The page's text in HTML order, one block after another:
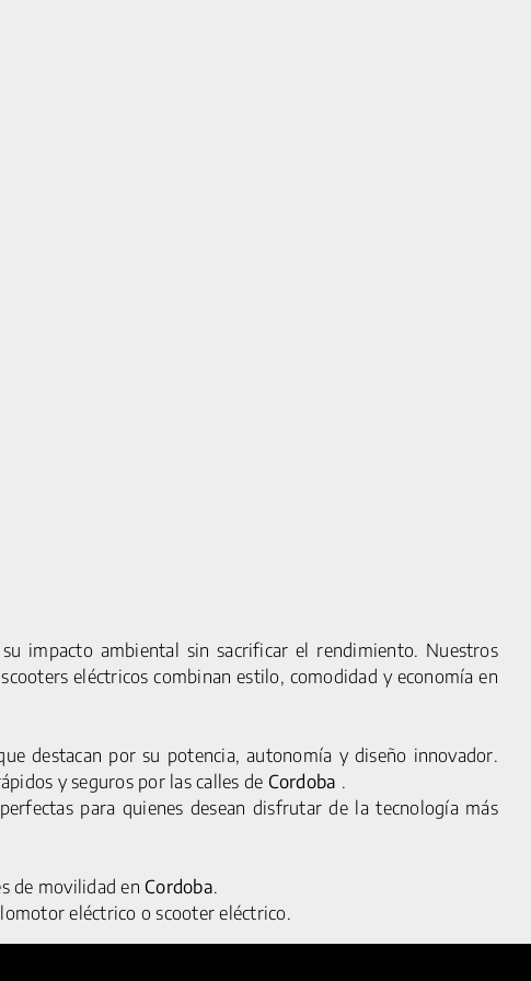
impacto ambiental sin sacrificar el rendimiento. Nuestros
eléctricos combinan estilo, comodidad y economía en
destacan por su potencia, autonomía y diseño innovador.
y seguros por las calles de Cordoba .
para quienes desean disfrutar de la tecnología más
de movilidad en Cordoba.
eléctrico o scooter eléctrico.
LEGAL
COOKIES
PRIVACIDAD
FAQS
CONTACTO
SALA DE PRENSA